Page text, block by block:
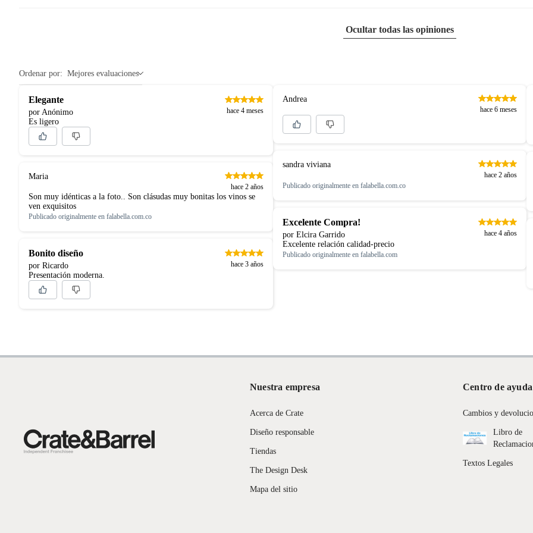
Ocultar todas las opiniones
Ordenar por: Mejores evaluaciones
Elegante
por Anónimo hace 4 meses
Es ligero
Maria
hace 2 años
Son muy idénticas a la foto.. Son clásudas muy bonitas los vinos se
ven exquisitos
Publicado originalmente en falabella.com.co
Bonito diseño
por Ricardo hace 3 años
Presentación moderna.
Andrea
hace 6 meses
sandra viviana
hace 2 años
Publicado originalmente en falabella.com.co
Excelente Compra!
por Elcira Garrido hace 4 años
Excelente relación calidad-precio
Publicado originalmente en falabella.com
Nuestra empresa
Acerca de Crate
Diseño responsable
Tiendas
The Design Desk
Mapa del sitio
Centro de ayuda
Cambios y
Libro de
Textos Legales